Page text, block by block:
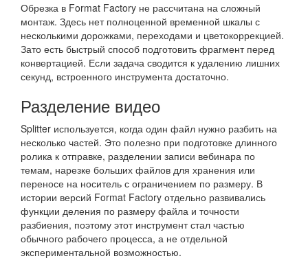
Обрезка в Format Factory не рассчитана на сложный
монтаж. Здесь нет полноценной временной шкалы с
несколькими дорожками, переходами и цветокоррекцией.
Зато есть быстрый способ подготовить фрагмент перед
конвертацией. Если задача сводится к удалению лишних
секунд, встроенного инструмента достаточно.
Разделение видео
Splitter используется, когда один файл нужно разбить на
несколько частей. Это полезно при подготовке длинного
ролика к отправке, разделении записи вебинара по
темам, нарезке больших файлов для хранения или
переносе на носитель с ограничением по размеру. В
истории версий Format Factory отдельно развивались
функции деления по размеру файла и точности
разбиения, поэтому этот инструмент стал частью
обычного рабочего процесса, а не отдельной
экспериментальной возможностью.